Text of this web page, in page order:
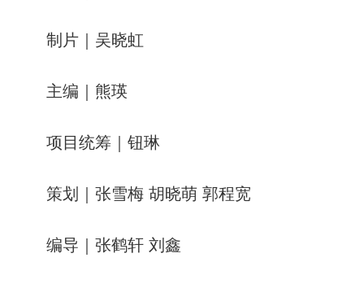
制片｜吴晓虹
主编｜熊瑛
项目统筹｜钮琳
策划｜张雪梅 胡晓萌 郭程宽
编导｜张鹤轩 刘鑫